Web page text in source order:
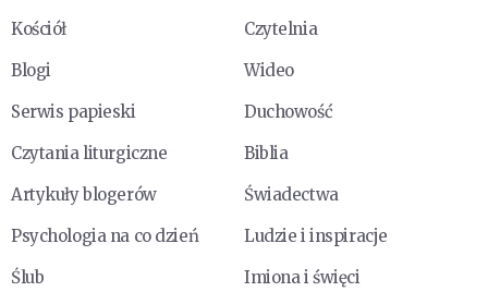
Kościół
Czytelnia
Blogi
Wideo
Serwis papieski
Duchowość
Czytania liturgiczne
Biblia
Artykuły blogerów
Świadectwa
Psychologia na co dzień
Ludzie i inspiracje
Ślub
Imiona i święci